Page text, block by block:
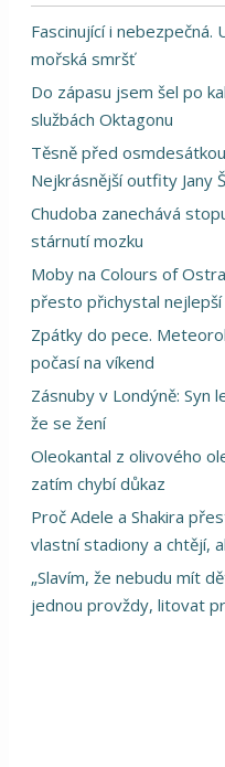
Fascinující i nebezpečná.
mořská smršť
Do zápasu jsem šel po
službách Oktagonu
Těsně před
Nejkrásnější outfity Jany
Chudoba zanechává
stárnutí mozku
Moby na Colours of
přesto přichystal
Zpátky do pece.
počasí na víkend
Zásnuby v Londýně: Syn
že se žení
Oleokantal z olivového
zatím chybí důkaz
Proč Adele a Shakira
vlastní stadiony a chtějí,
„Slavím, že nebudu mít
jednou provždy, litovat